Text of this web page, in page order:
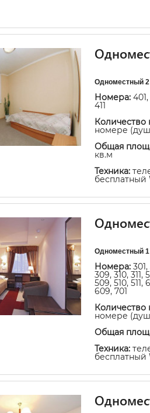
Одноместный 2
Номера:
411
Количество
номере
Общая
кв.м
Техника:
бесплатный
Одноместный 1
Номера:
309, 310, 311,
509, 510, 511,
609, 701
Количество
номере
Общая
Техника:
бесплатный